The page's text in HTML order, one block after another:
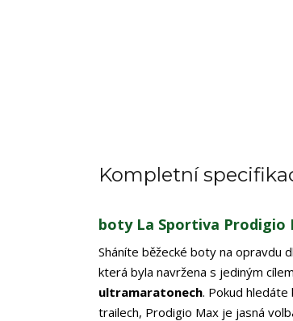
Kompletní
boty La Sportiva Prodigio
Sháníte běžecké boty na opravdu
která byla navržena s jediným
ultramaratonech. Pokud
trailech, Prodigio Max je jasná